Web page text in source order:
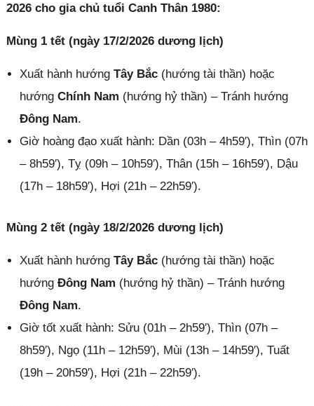
2026 cho gia chủ tuổi Canh Thân 1980:
Mùng 1 tết (ngày 17/2/2026 dương lịch)
Xuất hành hướng Tây Bắc(hướng tài thần) hoặc
hướng Chính Nam (hướng hỷ thần) – Tránh hướng
Đông Nam.
Giờ hoàng đạo xuất hành: Dần (03h – 4h59′), Thìn (07h
– 8h59′), Tỵ (09h – 10h59′), Thân (15h – 16h59′), Dậu
(17h – 18h59′), Hợi (21h – 22h59′).
Mùng 2 tết (ngày 18/2/2026 dương lịch)
Xuất hành hướng Tây Bắc(hướng tài thần) hoặc
hướng Đông Nam (hướng hỷ thần) – Tránh hướng
Đông Nam.
Giờ tốt xuất hành: Sửu (01h – 2h59′), Thìn (07h –
8h59′), Ngọ (11h – 12h59′), Mùi (13h – 14h59′), Tuất
(19h – 20h59′), Hợi (21h – 22h59′).